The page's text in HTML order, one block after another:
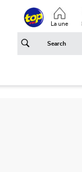
Aller au contenuTop
La une